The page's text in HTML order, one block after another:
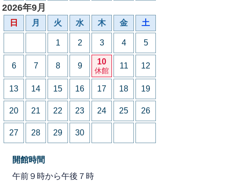
2026年9月
日 月 火 水 木 金 土
1 2 3 4 5
6 7 8 9 10
休館
11 12
13 14 15 16 17 18 19
20 21 22 23 24 25 26
27 28 29 30
開館時間
午前９時から午後７時